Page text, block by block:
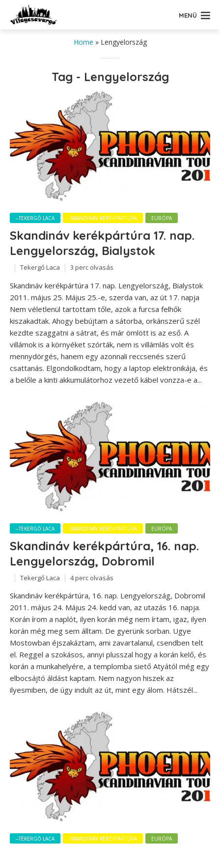
MENÜ
Home » Lengyelország
Tag - Lengyelország
--TEKERGŐ LACA -SKANDINÁV KERÉKPÁRTÚRA EURÓPA
Skandináv kerékpártúra 17. nap.
Lengyelország, Bialystok
Tekergő Laca 3 perc olvasás
Skandináv kerékpártúra 17. nap. Lengyelország, Bialystok
2011. május 25. Május 25.-e, szerda van, az út 17. napja
Nem véletlenül tartottam tőle, azok a furcsa felhők
kiszakadtak. Ahogy bebújtam a sátorba, orkánszerű szél
kezdte szaggatni a sátrat, és már ömlött is az eső. A
villámok is a környéket szórták, nem is villámlás volt és
mennydörgés, hanem egy azonnali reccsenés szerű
csattanás. Elgondolkodtam, hogy a laptop elektronikája, és
a belőle a kinti akkumulátorhoz vezető kábel vonzza-e a...
--TEKERGŐ LACA -SKANDINÁV KERÉKPÁRTÚRA EURÓPA
Skandináv kerékpártúra, 16. nap.
Lengyelország, Dobromil
Tekergő Laca 4 perc olvasás
Skandináv kerékpártúra, 16. nap. Lengyelország, Dobromil
2011. május 24. Május 24. kedd van, az utazás 16. napja.
Korán írom a naplót, ilyen korán még nem írtam, igaz, ilyen
korán még meg sem álltam. De gyerünk sorban. Ugye
Mostowban éjszakáztam, ami zavartalanul, csendben telt
el. Reggel a szokásos, annyi plusszal hogy a korán kelő, és
korán a munkahelyére, a templomba siető Atyától még egy
elbocsájtó áldást kaptam. Nem nagyon hiszek az
ilyesmiben, de úgy indult az út, mint egy álom. Hátszél...
--TEKERGŐ LACA -SKANDINÁV KERÉKPÁRTÚRA EURÓPA